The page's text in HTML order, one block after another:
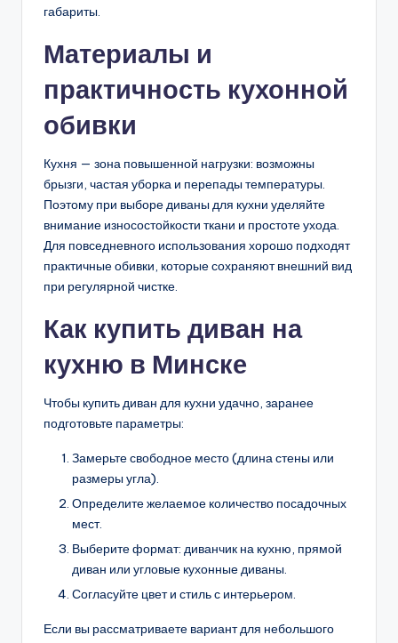
габариты.
Материалы и
практичность кухонной
обивки
Кухня — зона повышенной нагрузки: возможны
брызги, частая уборка и перепады температуры.
Поэтому при выборе диваны для кухни уделяйте
внимание износостойкости ткани и простоте ухода.
Для повседневного использования хорошо подходят
практичные обивки, которые сохраняют внешний вид
при регулярной чистке.
Как купить диван на
кухню в Минске
Чтобы купить диван для кухни удачно, заранее
подготовьте параметры:
Замерьте свободное место (длина стены или
размеры угла).
Определите желаемое количество посадочных
мест.
Выберите формат: диванчик на кухню, прямой
диван или угловые кухонные диваны.
Согласуйте цвет и стиль с интерьером.
Если вы рассматриваете вариант для небольшого